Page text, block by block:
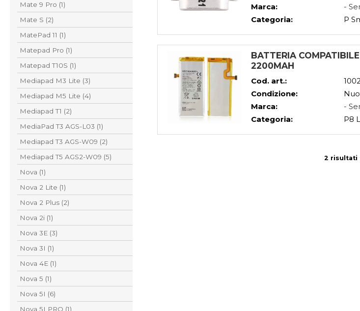
Mate 9 Pro (1)
Mate S (2)
MatePad 11 (1)
Matepad Pro (1)
Matepad T10S (1)
Mediapad M3 Lite (3)
Mediapad M5 Lite (4)
Mediapad T1 (2)
MediaPad T3 AGS-L03 (1)
Mediapad T3 AGS-W09 (2)
Mediapad T5 AGS2-W09 (5)
Nova (1)
Nova 2 Lite (1)
Nova 2 Plus (2)
Nova 2i (1)
Nova 3E (3)
Nova 3I (1)
Nova 4E (1)
Nova 5 (1)
Nova 5I (6)
Nova 5I PRO (1)
Marca:
-
Categoria:
P
BATTERIA
2200MAH
Cod. art.:
Condizione:
Marca:
-
Categoria:
P8
2 risultati